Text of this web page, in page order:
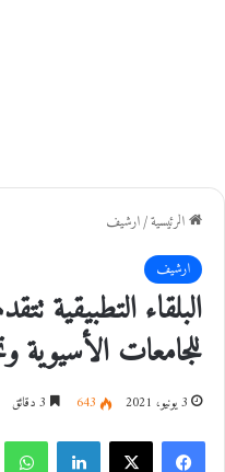
الرئيسية/ارشيف
ارشيف
البلقاء التطبيقية
للجامعات الأسيوية
3 يونيو، 2021 643
فيسبوك